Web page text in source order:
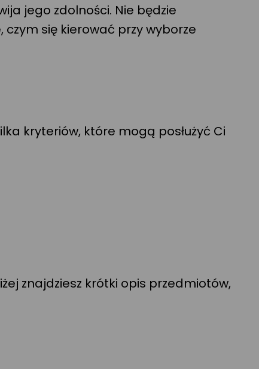
jego zdolności. Nie będzie
się kierować przy wyborze
kryteriów, które mogą posłużyć Ci
znajdziesz krótki opis przedmiotów,